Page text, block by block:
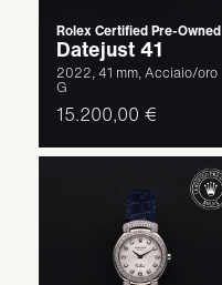
Rolex Certified Pre-Owned
Datejust 41
2022, 41 mm, Acciaio/oro
G
15.200,00 €